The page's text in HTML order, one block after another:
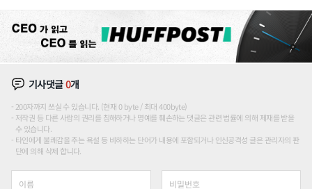
기사댓글0개
200자까지 쓰실 수 있습니다. (현재 0 byte / 최대 400byte)
저작권 등 다른 사람의 권리를 침해하거나 명예를 훼손하는 댓글은 관련 법률에 의해 제재를 받을
수 있습니다.
타인에게 불쾌감을 주는 욕설 등 비하하는 단어가 내용에 포함되거나 인신공격성 글은 관리자의 판
단에 의해 삭제 합니다.